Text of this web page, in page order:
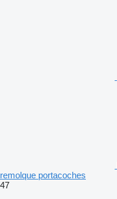
remolque portacoches
47